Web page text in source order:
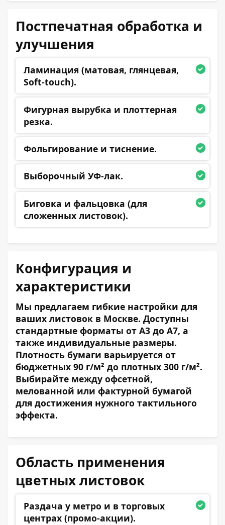
Постпечатная обработка и
улучшения
Ламинация (матовая, глянцевая,
Soft-touch).
Фигурная вырубка и плоттерная
резка.
Фольгирование и тиснение.
Выборочный УФ-лак.
Биговка и фальцовка (для
сложенных листовок).
Конфигурация и
характеристики
Мы предлагаем гибкие настройки для
ваших листовок в Москве. Доступны
стандартные форматы от А3 до А7, а
также индивидуальные размеры.
Плотность бумаги варьируется от
бюджетных 90 г/м² до плотных 300 г/м².
Выбирайте между офсетной,
мелованной или фактурной бумагой
для достижения нужного тактильного
эффекта.
Область применения
цветных листовок
Раздача у метро и в торговых
центрах (промо-акции).